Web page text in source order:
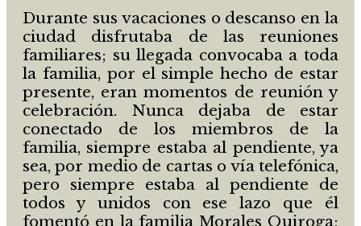
Durante sus vacaciones o descanso en la
ciudad disfrutaba de las reuniones
familiares; su llegada convocaba a toda
la familia, por el simple hecho de estar
presente, eran momentos de reunión y
celebración. Nunca dejaba de estar
conectado de los miembros de la
familia, siempre estaba al pendiente, ya
sea, por medio de cartas o vía telefónica,
pero siempre estaba al pendiente de
todos y unidos con ese lazo que él
fomentó en la familia Morales Quiroga;